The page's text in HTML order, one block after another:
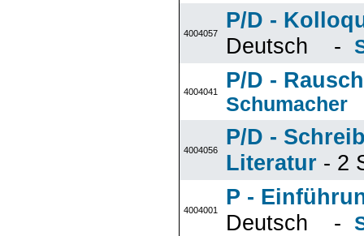
4004057
P/D -
Deutsch -
4004041 P/D -
Schumacher
4004056
P/D -
Literatur - 2
4004001
P -
Deutsch -